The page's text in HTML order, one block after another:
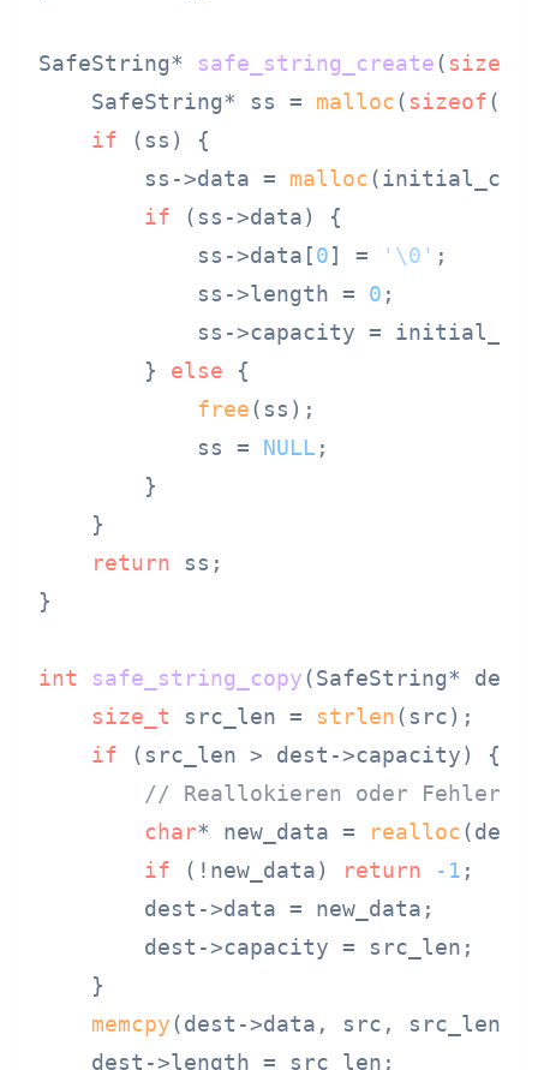
SafeString* safe_string_create( size_t
    SafeString* ss =
malloc( sizeof
if (ss) {
        ss->data =
malloc
if (ss->data) {
            ss->data[
0] = '\0' ;
            ss->length =
0 ;
ss->capacity =
        }
else {
free(ss);
            ss =
NULL ;
        }
    }
return ss;
}
int safe_string_copy(SafeString*
size_t src_len = strlen(src);
if (src_len > dest->capacity) {
// Reallokieren oder Fehler
char* new_data = realloc
if (!new_data) return -1 ;
        dest->data = new_data;
        dest->capacity = src_len;
    }
memcpy(dest->data, src, src_len
    dest->length = src_len;